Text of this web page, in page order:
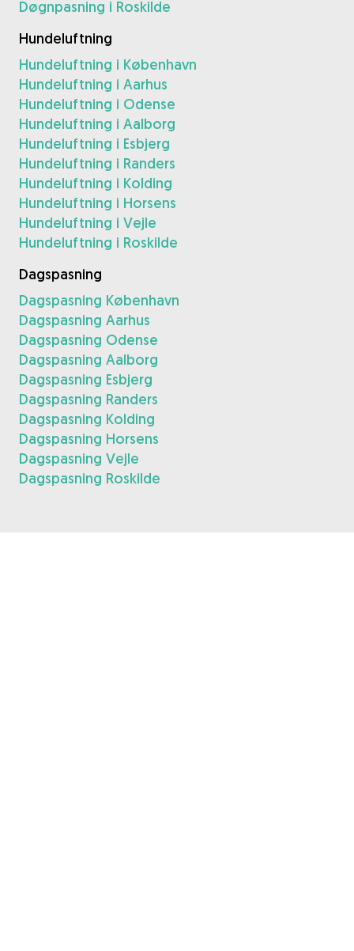
Døgnpasning i Roskilde
Hundeluftning
Hundeluftning i København
Hundeluftning i Aarhus
Hundeluftning i Odense
Hundeluftning i Aalborg
Hundeluftning i Esbjerg
Hundeluftning i Randers
Hundeluftning i Kolding
Hundeluftning i Horsens
Hundeluftning i Vejle
Hundeluftning i Roskilde
Dagspasning
Dagspasning København
Dagspasning Aarhus
Dagspasning Odense
Dagspasning Aalborg
Dagspasning Esbjerg
Dagspasning Randers
Dagspasning Kolding
Dagspasning Horsens
Dagspasning Vejle
Dagspasning Roskilde